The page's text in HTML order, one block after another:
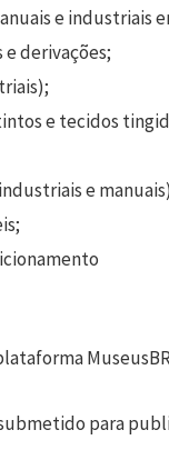
e industriais
derivações;
e tecidos
e
para